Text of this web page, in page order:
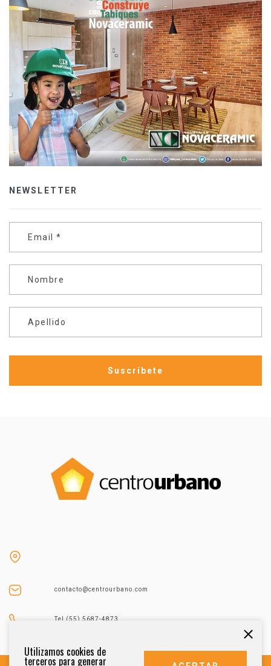
NEWSLETTER
Email *
Nombre
Apellido
contacto@centrourbano.com
Tel (55) 5687-4873
Utilizamos cookies de
terceros para generar